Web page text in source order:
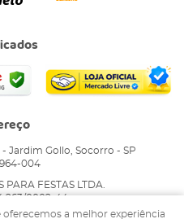
- Jardim Gollo, Socorro - SP
004
FESTAS LTDA.
0002-44
a melhor experiência